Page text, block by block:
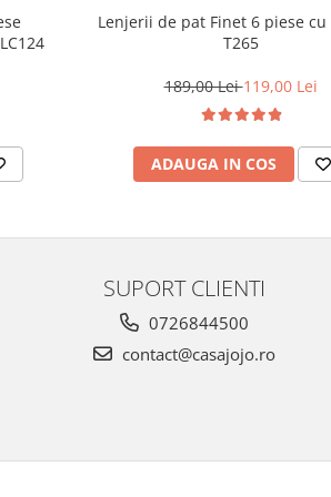
Lenjerii de pat Finet 6 piese cu
T265
189,00 Lei119,00 Lei
ADAUGA IN COS
SUPORT CLIENTI
0726844500
contact@casajojo.ro